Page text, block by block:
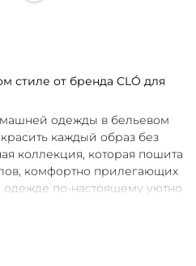
стиле от бренда CLÓ для
одежды в бельевом
каждый образ без
коллекция, которая пошита
комфортно прилегающих
одежде по-настоящему уютно
каждой женщине